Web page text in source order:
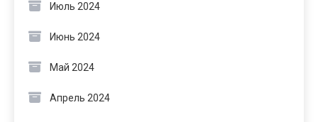
Июль 2024
Июнь 2024
Май 2024
Апрель 2024